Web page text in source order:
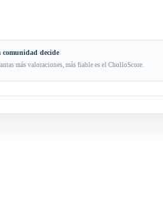
comunidad decide
más valoraciones, más fiable es el CholloScore.